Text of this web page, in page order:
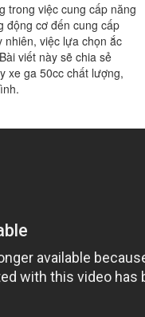
trong việc cung cấp năng
động cơ đến cung cấp
nhiên, việc lựa chọn ắc
viết này sẽ chia sẻ
xe ga 50cc chất lượng,